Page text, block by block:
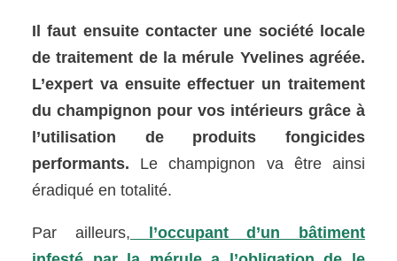
Il faut ensuite contacter une société locale
de traitement de la mérule Yvelines agréée.
L’expert va ensuite effectuer un traitement
du champignon pour vos intérieurs grâce à
l’utilisation de produits fongicides
performants. Le champignon va être ainsi
éradiqué en totalité.
Par ailleurs, l’occupant d’un bâtiment